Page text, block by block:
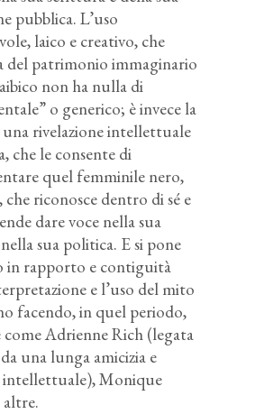
pubblica. L’uso
laico e creativo, che
del patrimonio immaginario
non ha nulla di
o generico; è invece la
rivelazione intellettuale
che le consente di
quel femminile nero,
riconosce dentro di sé e
dare voce nella sua
sua politica. E si pone
in rapporto e contiguità
e l’uso del mito
facendo, in quel periodo,
Adrienne Rich (legata
una lunga amicizia e
intellettuale), Monique